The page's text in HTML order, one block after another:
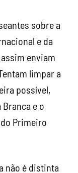
é distinta
chama os
protesto não-
Grã-Bretanha,
terroristas por
prendeu e